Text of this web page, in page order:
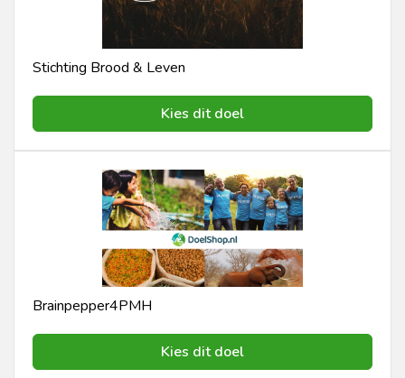
Stichting Brood & Leven
Kies dit doel
Brainpepper4PMH
Kies dit doel